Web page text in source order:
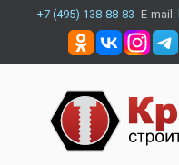
+7 (495) 138-88-83 E-mail: